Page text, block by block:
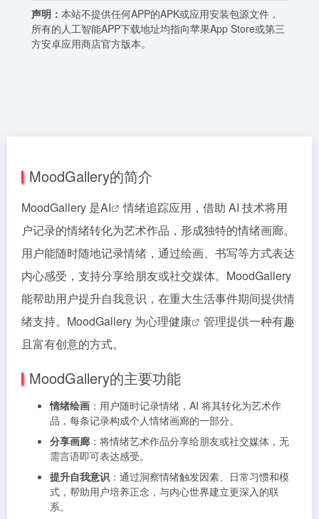
声明： 本站不提供任何APP的APK或应用安装包源文件，
所有的人工智能APP下载地址均指向苹果App Store或第三
方安卓应用商店官方版本。
MoodGallery的简介
MoodGallery 是AI
情绪追踪应用，借助 AI 技术将用
户记录的情绪转化为艺术作品，形成独特的情绪画廊。
用户能随时随地记录情绪，通过绘画、书写等方式表达
内心感受，支持分享给朋友或社交媒体。MoodGallery
能帮助用户提升自我意识，在重大生活事件期间提供情
绪支持。MoodGallery 为心理健康
管理提供一种有趣
且富有创意的方式。
MoodGallery的主要功能
情绪绘画 ：用户随时记录情绪，AI 将其转化为艺术作
品，每条记录构成个人情绪画廊的一部分。
分享画廊 ：将情绪艺术作品分享给朋友或社交媒体，无
需言语即可表达感受。
提升自我意识 ：通过洞察情绪触发因素、日常习惯和模
式，帮助用户培养正念，与内心世界建立更深入的联
系。